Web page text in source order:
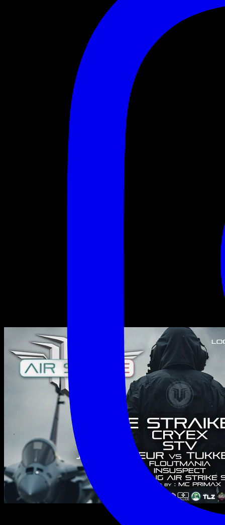
Uprising - Airstrike : The Straikerz, STV & more
Uprising -
Airstrike :
The
Straikerz,
STV &
samedi 27 septembre 2025